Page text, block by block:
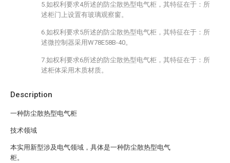
Description
一种防尘散热型电气柜
技术领域
本实用新型涉及电气领域，具体是一种防尘散热型电气
柜。
5.如权利要求4所述的防尘散热型电气柜，其特征在于：所
述柜门上设置有玻璃观察窗。
6.如权利要求5所述的防尘散热型电气柜，其特征在于：所
述微控制器采用W78E58B-40。
7.如权利要求6所述的防尘散热型电气柜，其特征在于：所
述柜体采用木质材质。